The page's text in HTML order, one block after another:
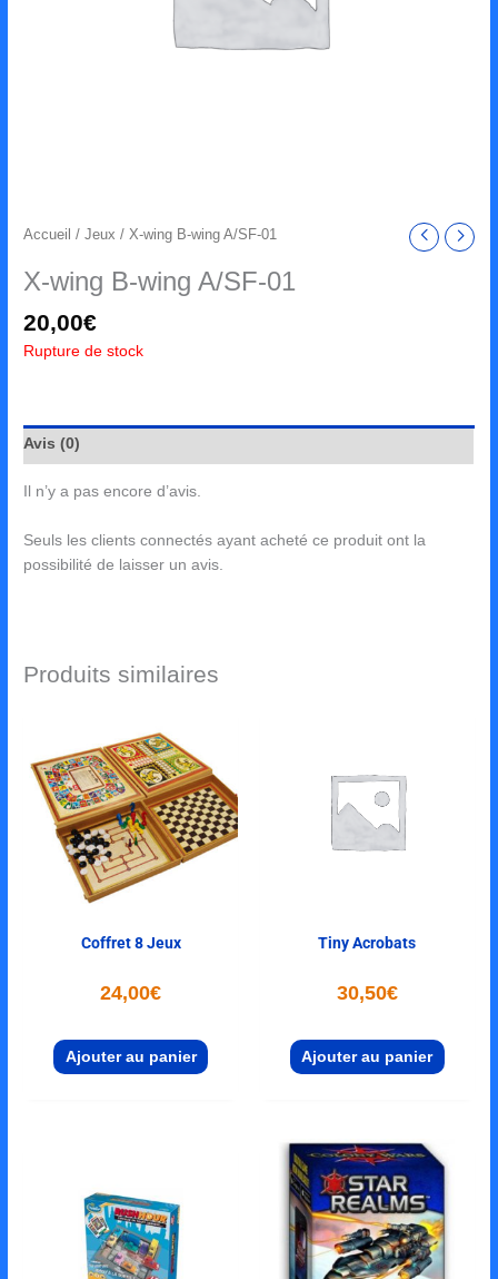
Accueil /Jeux / X-wing B-wing A/SF-01
X-wing B-wing A/SF-01
20,00€
Rupture de stock
Avis (0)
Il n’y a pas encore d’avis.
Seuls les clients connectés ayant acheté ce produit ont la
possibilité de laisser un avis.
Produits similaires
Coffret 8 Jeux
24,00€
Ajouter au panier
Tiny Acrobats
30,50€
Ajouter au panier